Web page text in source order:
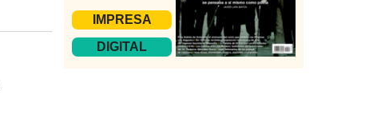
IMPRESA
DIGITAL